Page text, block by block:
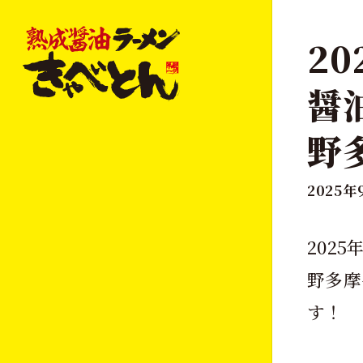
醤
野
2025年
2025
野多
す！